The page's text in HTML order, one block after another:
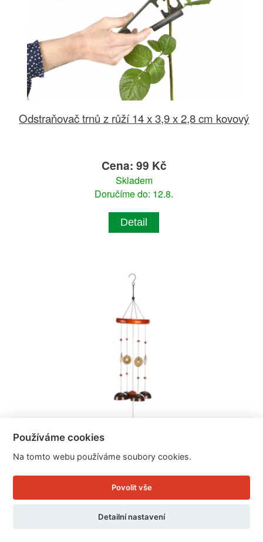
Odstraňovač trnů z růží 14 x 3,9 x 2,8 cm kovový
Cena: 99 Kč
Skladem
Doručíme do: 12.8.
Detail
Zvonkohra venkovní 73cm
Používáme cookies
Na tomto webu používáme soubory cookies.
Povolit vše
Detailní nastavení